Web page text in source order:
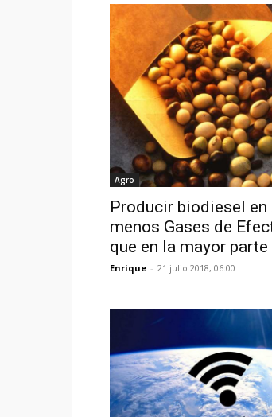
Agro
Producir biodiesel
menos Gases de
que en la mayor
Enrique - 21 julio 2018, 06:00